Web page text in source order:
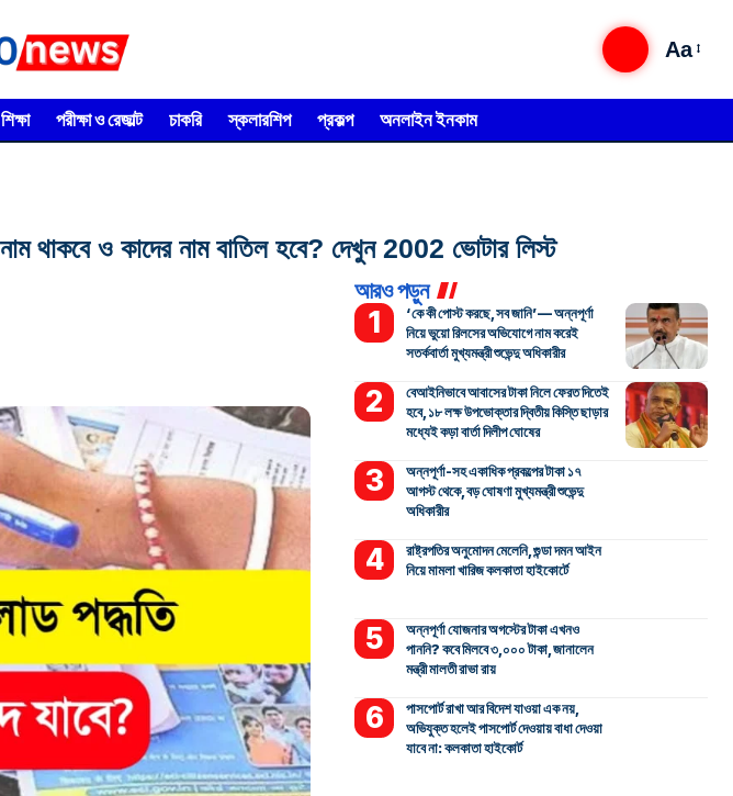
Aa
শিক্ষা পরীক্ষা ও রেজাল্ট চাকরি স্কলারশিপ প্রকল্প অনলাইন ইনকাম
ও কাদের নাম বাতিল হবে? দেখুন 2002 ভোটার লিস্ট
আরও পড়ুন
‘কে কী পোস্ট করছে, সব জানি’— অন্নপূর্ণা
নিয়ে ভুয়ো রিলসের অভিযোগে নাম করেই
সতর্কবার্তা মুখ্যমন্ত্রী শুভেন্দু অধিকারীর
বেআইনিভাবে আবাসের টাকা নিলে ফেরত দিতেই
হবে, ১৮ লক্ষ উপভোক্তার দ্বিতীয় কিস্তি ছাড়ার
মধ্যেই কড়া বার্তা দিলীপ ঘোষের
অন্নপূর্ণা-সহ একাধিক প্রকল্পের টাকা ১৭
আগস্ট থেকে, বড় ঘোষণা মুখ্যমন্ত্রী শুভেন্দু
অধিকারীর
রাষ্ট্রপতির অনুমোদন মেলেনি, গুন্ডা দমন আইন
নিয়ে মামলা খারিজ কলকাতা হাইকোর্টে
অন্নপূর্ণা যোজনার অগস্টের টাকা এখনও
পাননি? কবে মিলবে ৩,০০০ টাকা, জানালেন
মন্ত্রী মালতী রাভা রায়
পাসপোর্ট রাখা আর বিদেশ যাওয়া এক নয়,
অভিযুক্ত হলেই পাসপোর্ট দেওয়ায় বাধা দেওয়া
যাবে না: কলকাতা হাইকোর্ট